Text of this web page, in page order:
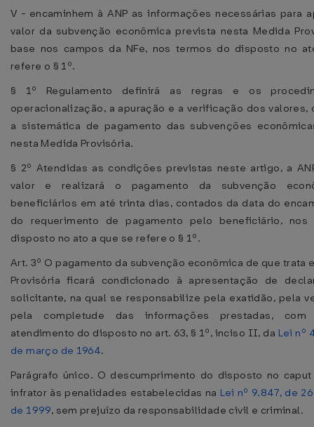
V - encaminhem à ANP as informações necessárias para
valor da subvenção econômica prevista nesta Medida
base nos campos da NFe, nos termos do disposto no
refere o § 1º.
§ 1º Regulamento definirá as regras e os
operacionalização, a apuração e a verificação dos valores,
a sistemática de pagamento das subvenções
nesta Medida Provisória.
§ 2º Atendidas as condições previstas neste artigo, a
valor e realizará o pagamento da subvenção
beneficiários em até trinta dias, contados da data do
do requerimento de pagamento pelo beneficiário,
disposto no ato a que se refere o § 1º.
Art. 3º O pagamento da subvenção econômica de que trata
Provisória ficará condicionado à apresentação de
solicitante, na qual se responsabilize pela exatidão, pela
pela completude das informações prestadas,
atendimento do disposto no art. 63, § 1º, inciso II, da Lei nº
de março de 1964.
Parágrafo único. O descumprimento do disposto no
infrator às penalidades estabelecidas na Lei nº 9.847, de
de 1999, sem prejuízo da responsabilidade civil e criminal.